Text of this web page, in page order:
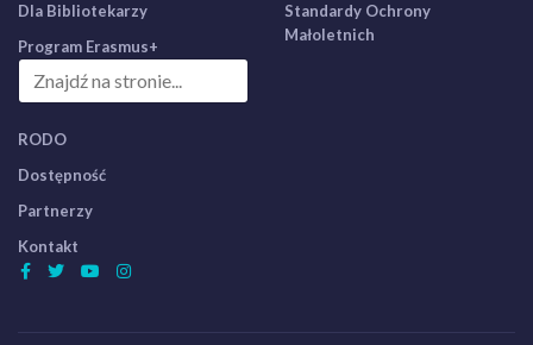
Dla Bibliotekarzy
Program Erasmus+
Standardy Ochrony
Małoletnich
RODO
Dostępność
Partnerzy
Kontakt